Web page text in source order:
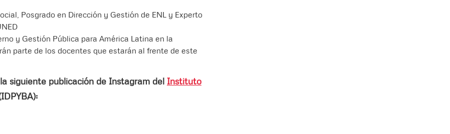
Posgrado en Dirección y Gestión de ENL y Experto
y Gestión Pública para América Latina en la
parte de los docentes que estarán al frente de este
siguiente publicación de Instagram del Instituto